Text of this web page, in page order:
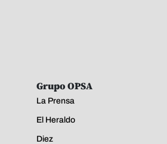
Grupo OPSA
La Prensa
El Heraldo
Diez